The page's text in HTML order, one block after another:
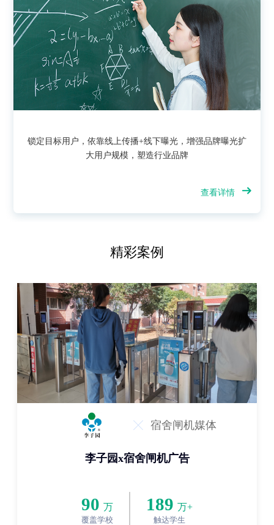
锁定目标用户，依靠线上传播+线下曝光，增强品牌曝光扩
大用户规模，塑造行业品牌
查看详情
精彩案例
宿舍闸机媒体
李子园x宿舍闸机广告
90 万
覆盖学校
189 万+
触达学生